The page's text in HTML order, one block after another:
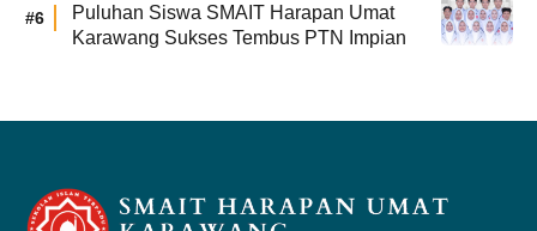
Puluhan Siswa SMAIT Harapan Umat
Karawang Sukses Tembus PTN Impian